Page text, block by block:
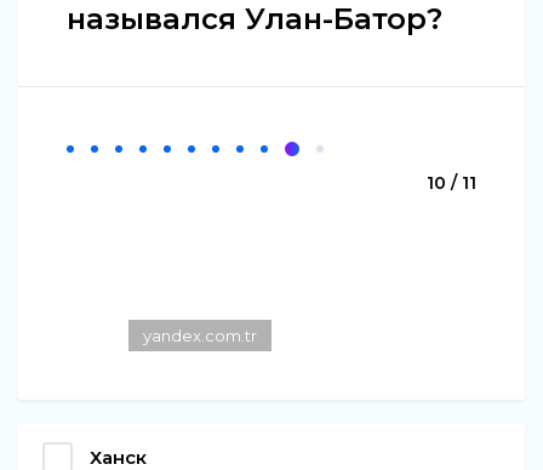
назывался Улан-Батор?
10 / 11
yandex.com.tr
Ханск